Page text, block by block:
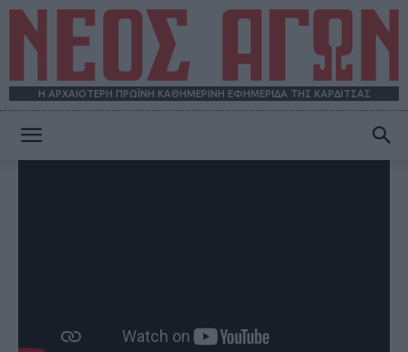
Η ΑΡΧΑΙΟΤΕΡΗ ΠΡΩΪΝΗ ΚΑΘΗΜΕΡΙΝΗ ΕΦΗΜΕΡΙΔΑ ΤΗΣ ΚΑΡΔΙΤΣΑΣ